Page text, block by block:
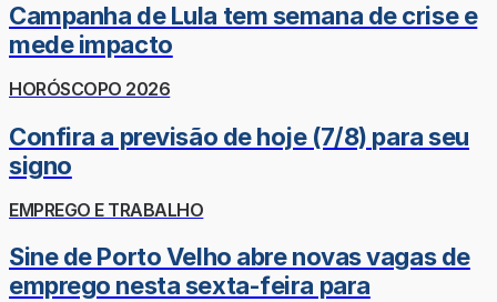
Campanha de Lula tem semana de crise e
mede impacto
HORÓSCOPO 2026
Confira a previsão de hoje (7/8) para seu
signo
EMPREGO E TRABALHO
Sine de Porto Velho abre novas vagas de
emprego nesta sexta-feira para